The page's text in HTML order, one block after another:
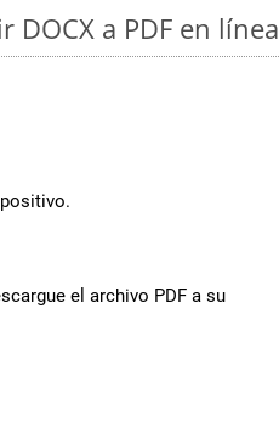
DOCX a PDF en línea
el archivo PDF a su